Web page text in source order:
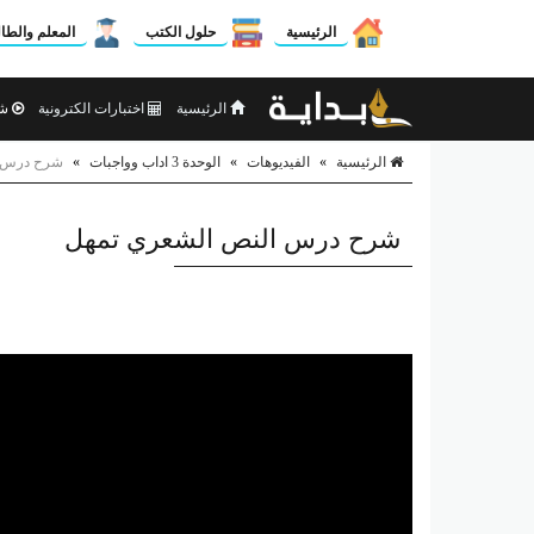
الرئيسية حلول الكتب المعلم
الرئيسية اختبارات الكترونية
الرئيسية » الفيديوهات » الوحدة 3 اداب وواجبات » شرح درس
شرح درس النص الشعري تمهل